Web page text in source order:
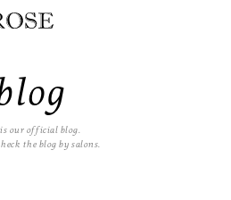
our official blog.
the blog by salons.